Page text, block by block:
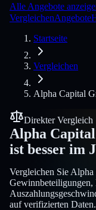
Alle Angebote
VergleichenAngebote
Startseite
Vergleichen
Alpha Capital
Direkter Vergleich
Alpha
ist besser im
Vergleichen Sie
Gewinnbeteiligungen,
auf verifizierten Daten.